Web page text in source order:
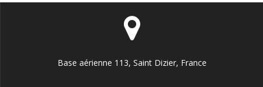
Base aérienne 113, Saint Dizier, France